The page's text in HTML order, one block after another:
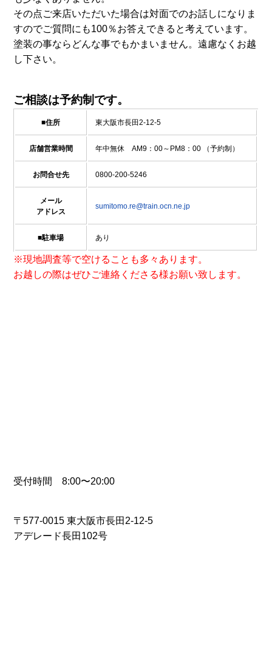
その点ご来店いただいた場合は対面でのお話しになりま
すのでご質問にも100％お答えできると考えています。
塗装の事ならどんな事でもかまいません。遠慮なくお越
し下さい。
ご相談は予約制です。
■住所 東大阪市長田2-12-5
店舗営業時間 年中無休 AM9：00～PM8：00 （予約制）
お問合せ先 0800-200-5246
メール
アドレス
sumitomo.re@train.ocn.ne.jp
■駐車場 あり
※現地調査等で空けることも多々あります。
お越しの際はぜひご連絡くださる様お願い致します。
受付時間 8:00〜20:00
〒577-0015 東大阪市長田2-12-5
アデレード長田102号